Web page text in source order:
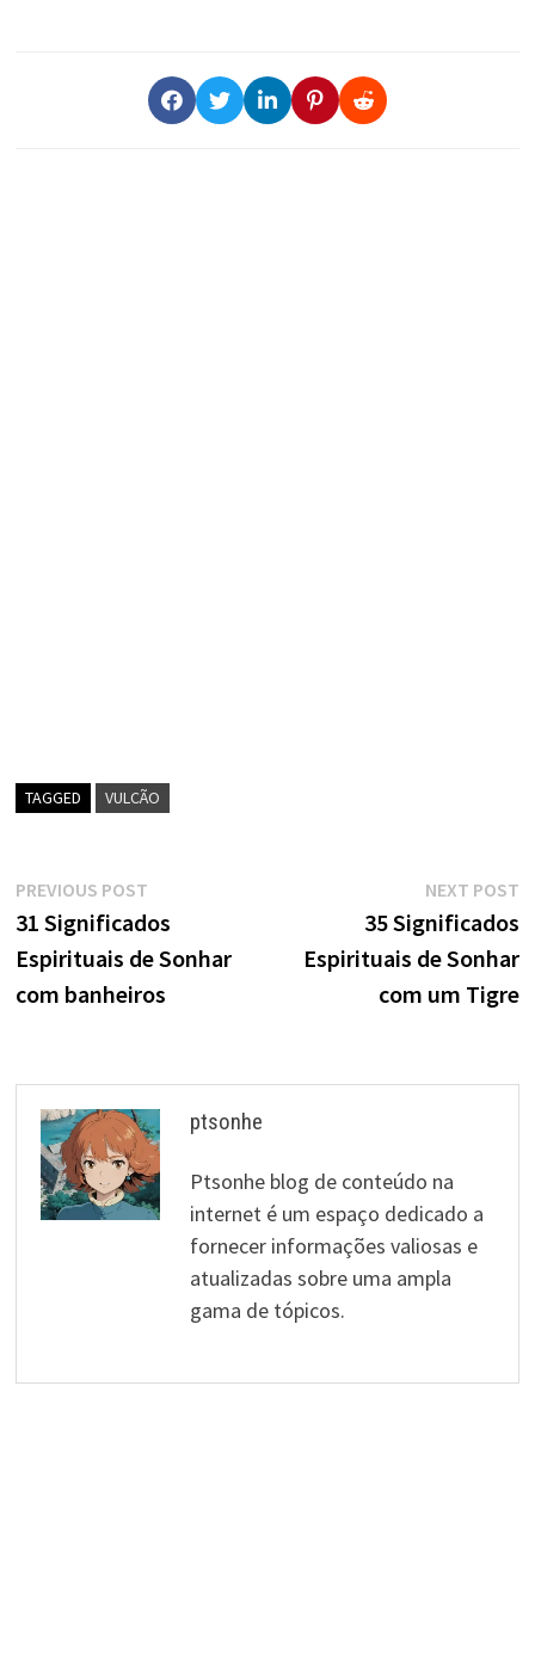
TAGGED VULCÃO
Navegação
de
artigos
PREVIOUS POSTPrevious
post:
31 Significados
Espirituais de Sonhar
com banheiros
NEXT POST
35 Significados
Espirituais de Sonhar
com um Tigre
ptsonhe
Ptsonhe blog de conteúdo na
internet é um espaço dedicado a
fornecer informações valiosas e
atualizadas sobre uma ampla
gama de tópicos.